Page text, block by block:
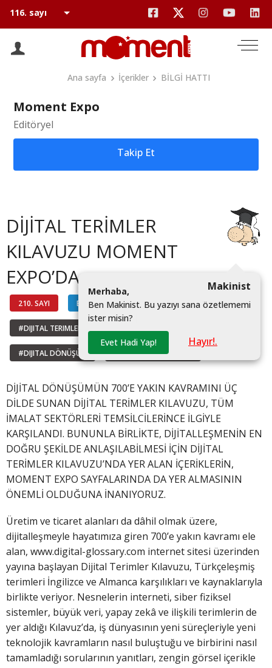
Ana sayfa İçerikler BİLGİ HATTI
Moment Expo
Editöryel
Takip Et
DİJİTAL TERİMLER
KILAVUZU MOMENT
EXPO’DA
210. SAYI BİLGİ HATTI
#DIJITAL TERIMLER
#DIJITAL DÖNÜŞÜM #DIGITAL TRANSITION
Makinist
Merhaba,
Ben Makinist. Bu yazıyı sana özetlememi
ister misin?
Evet Hadi Yap! Hayır!.
DİJİTAL DÖNÜŞÜMÜN 700’E YAKIN KAVRAMINI ÜÇ
DİLDE SUNAN DİJİTAL TERİMLER KILAVUZU, TÜM
İMALAT SEKTÖRLERİ TEMSİLCİLERİNCE İLGİYLE
KARŞILANDI. BUNUNLA BİRLİKTE, DİJİTALLEŞMENİN EN
DOĞRU ŞEKİLDE ANLAŞILABİLMESİ İÇİN DİJİTAL
TERİMLER KILAVUZU’NDA YER ALAN İÇERİKLERİN,
MOMENT EXPO SAYFALARINDA DA YER ALMASININ
ÖNEMLİ OLDUĞUNA İNANIYORUZ.
Üretim ve ticaret alanları da dâhil olmak üzere,
dijitalleşmeyle hayatımıza giren 700’e yakın kavramı ele
alan, www.digital-glossary.com internet sitesi üzerinden
yayına başlayan Dijital Terimler Kılavuzu, Türkçeleşmiş
terimleri İngilizce ve Almanca karşılıkları ve kaynaklarıyla
birlikte veriyor. Nesnelerin interneti, siber fiziksel
sistemler, büyük veri, yapay zekâ ve ilişkili terimlerin de
yer aldığı Kılavuz’da, iş dünyasının yeni süreçleriyle yeni
teknolojik kavramların nasıl buluştuğu ve birbirini nasıl
tamamladığı sorularının yanıtları, zengin görsel içerikle